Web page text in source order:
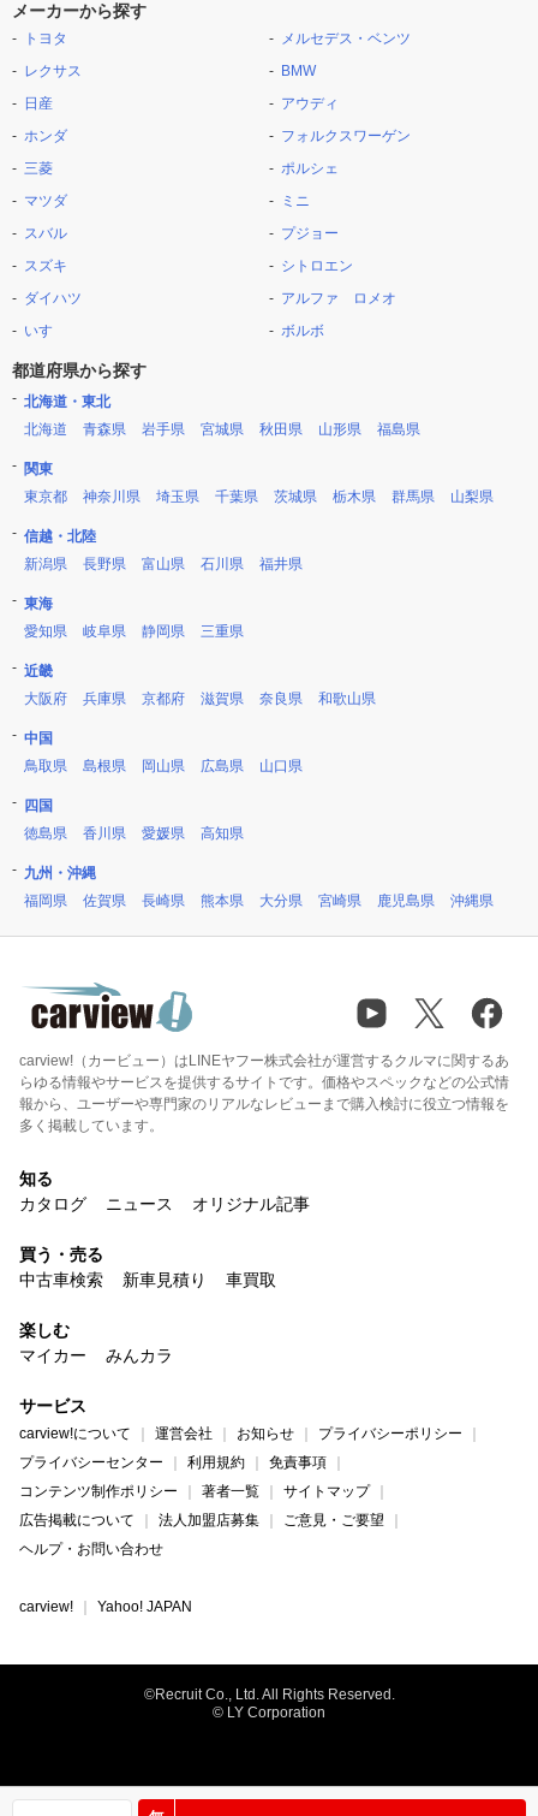
メーカーから探す
トヨタ
レクサス
日産
ホンダ
三菱
マツダ
スバル
スズキ
ダイハツ
いすゞ
メルセデス・ベンツ
BMW
アウディ
フォルクスワーゲン
ポルシェ
ミニ
プジョー
シトロエン
アルファ ロメオ
ボルボ
都道府県から探す
北海道・東北
北海道
青森県 岩手県 宮城県 秋田県 山形県 福島県
関東
東京都
神奈川県 埼玉県 千葉県 茨城県 栃木県 群馬県 山梨県
信越・北陸
新潟県
長野県 富山県 石川県 福井県
東海
愛知県
岐阜県 静岡県 三重県
近畿
大阪府
兵庫県 京都府 滋賀県 奈良県 和歌山県
中国
鳥取県
島根県 岡山県 広島県 山口県
四国
徳島県
香川県 愛媛県 高知県
九州・沖縄
福岡県
佐賀県 長崎県 熊本県 大分県 宮崎県 鹿児島県 沖縄県
carview!（カービュー）はLINEヤフー株式会社が運営するクルマに関するあ
らゆる情報やサービスを提供するサイトです。価格やスペックなどの公式情
報から、ユーザーや専門家のリアルなレビューまで購入検討に役立つ情報を
多く掲載しています。
知る
カタログ
ニュース オリジナル記事
買う・売る
中古車検索
新車見積り 車買取
楽しむ
マイカー
みんカラ
サービス
carview!について 運営会社 お知らせ
プライバシーポリシー
プライバシーセンター
利用規約
免責事項
コンテンツ制作ポリシー
著者一覧
サイトマップ
広告掲載について
法人加盟店募集
ご意見・ご要望
ヘルプ・お問い合わせ
carview! Yahoo! JAPAN
©Recruit Co., Ltd. All Rights Reserved.
© LY Corporation